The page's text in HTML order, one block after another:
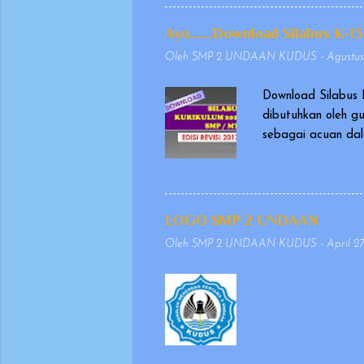
memakai kostum, yang dikenal
Wayang yang dimainkan dalang ini
Ayo.......Download Silabus K-
Oleh SMP 2 UNDAAN KUDUS -
Download Silabus
dibutuhkan oleh
sebagai acuan
dikeluarkan pada
penulisan yang
agar
keselarasan
LOGO SMP 2 UNDAAN
Oleh SMP 2 UNDAAN KUDUS - April